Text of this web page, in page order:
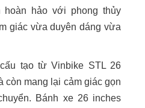
hoàn hảo với phong thủy
giác vừa duyên dáng vừa
tạo từ Vinbike STL 26
còn mang lại cảm giác gọn
Bánh xe 26 inches